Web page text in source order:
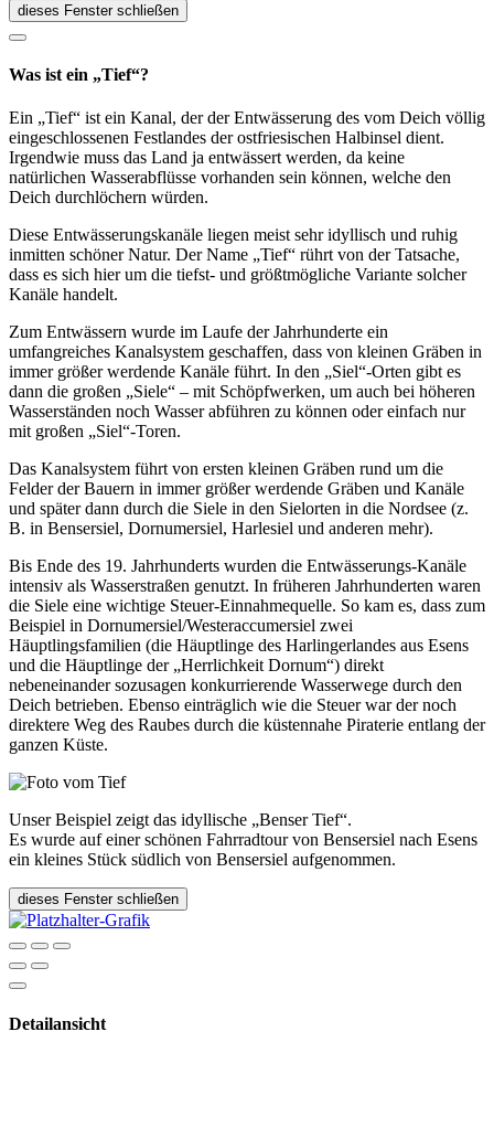
dieses Fenster schließen
Was ist ein „Tief“?
Ein „Tief“ ist ein Kanal, der der Entwässerung des vom Deich völlig
eingeschlossenen Festlandes der ostfriesischen Halbinsel dient.
Irgendwie muss das Land ja entwässert werden, da keine
natürlichen Wasserabflüsse vorhanden sein können, welche den
Deich durchlöchern würden.
Diese Entwässerungskanäle liegen meist sehr idyllisch und ruhig
inmitten schöner Natur. Der Name „Tief“ rührt von der Tatsache,
dass es sich hier um die tiefst- und größtmögliche Variante solcher
Kanäle handelt.
Zum Entwässern wurde im Laufe der Jahrhunderte ein
umfangreiches Kanalsystem geschaffen, dass von kleinen Gräben in
immer größer werdende Kanäle führt. In den „Siel“-Orten gibt es
dann die großen „Siele“ – mit Schöpfwerken, um auch bei höheren
Wasserständen noch Wasser abführen zu können oder einfach nur
mit großen „Siel“-Toren.
Das Kanalsystem führt von ersten kleinen Gräben rund um die
Felder der Bauern in immer größer werdende Gräben und Kanäle
und später dann durch die Siele in den Sielorten in die Nordsee (z.
B. in Bensersiel, Dornumersiel, Harlesiel und anderen mehr).
Bis Ende des 19. Jahrhunderts wurden die Entwässerungs-Kanäle
intensiv als Wasserstraßen genutzt. In früheren Jahrhunderten waren
die Siele eine wichtige Steuer-Einnahmequelle. So kam es, dass zum
Beispiel in Dornumersiel/Westeraccumersiel zwei
Häuptlingsfamilien (die Häuptlinge des Harlingerlandes aus Esens
und die Häuptlinge der „Herrlichkeit Dornum“) direkt
nebeneinander sozusagen konkurrierende Wasserwege durch den
Deich betrieben. Ebenso einträglich wie die Steuer war der noch
direktere Weg des Raubes durch die küstennahe Piraterie entlang der
ganzen Küste.
Unser Beispiel zeigt das idyllische „Benser Tief“.
Es wurde auf einer schönen Fahrradtour von Bensersiel nach Esens
ein kleines Stück südlich von Bensersiel aufgenommen.
dieses Fenster schließen
Detailansicht